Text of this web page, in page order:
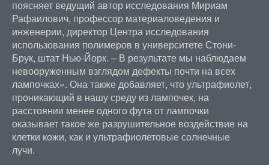
поясняет ведущий автор исследования Мириам
Рафаилович, профессор материаловедения и
инженерии, директор Центра исследования
использования полимеров в университете Стони-
Брук, штат Нью-Йорк. – В результате мы наблюдаем
невооруженным взглядом дефекты почти на всех
лампочках». Она также добавляет, что ультрафиолет,
проникающий в нашу среду из лампочек, на
расстоянии менее одного фута от лампочки
оказывает такое же разрушительное воздействие на
клетки кожи, как и ультрафиолетовые солнечные
лучи.